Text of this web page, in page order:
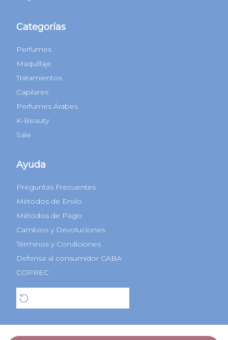
Categorías
Perfumes
Maquillaje
Tratamientos
Capilares
Perfumes Árabes
K-Beauty
Sale
Ayuda
Preguntas Frecuentes
Métodos de Envío
Métodos de Pago
Cambios y Devoluciones
Términos y Condiciones
Defensa al consumidor CABA
COPREC